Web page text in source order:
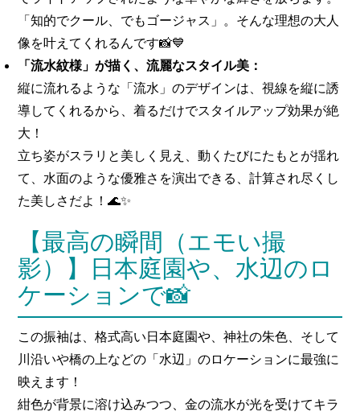
「知的でクール、でもゴージャス」。そんな理想の大人
像を叶えてくれるんです📸💙
「流水紋様」が描く、流麗なスタイル美：
縦に流れるような「流水」のデザインは、視線を縦に誘
導してくれるから、着るだけでスタイルアップ効果が絶
大！
立ち姿がスラリと美しく見え、動くたびにたもとが揺れ
て、水面のような優雅さを演出できる、計算され尽くし
た美しさだよ！🌊✨
【最高の瞬間（エモい撮
影）】日本庭園や、水辺のロ
ケーションで📸
この振袖は、格式高い日本庭園や、神社の朱色、そして
川沿いや橋の上などの「水辺」のロケーションに最強に
映えます！
紺色が背景に溶け込みつつ、金の流水が光を受けてキラ